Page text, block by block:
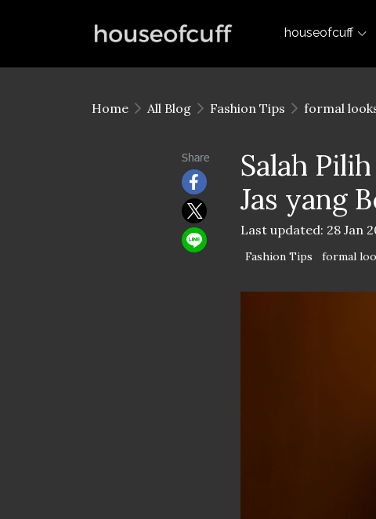
houseofcuff
Home All Blog Fashion Tips formal
Share
Salah
Jas yang
Last updated: 28 Jan
Fashion Tips formal